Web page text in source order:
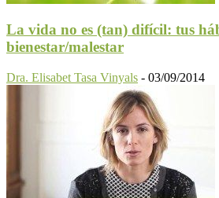
La vida no es (tan) difícil: tus
bienestar/malestar
Dra. Elisabet Tasa Vinyals - 03/09/2014